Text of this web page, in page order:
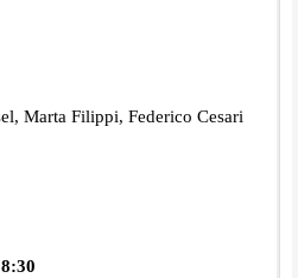
Marta Filippi, Federico Cesari